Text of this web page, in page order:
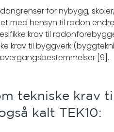
for nybygg,
med hensyn til radon
krav til
krav til byggverk
[9].
tekniske krav
kalt TEK10: